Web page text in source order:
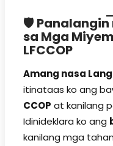
🛡️ Panalangin
sa Mga
LFCCOP
Amang nasa
itinataas ko ang
CCOP at kanilang
Idinideklara ko ang
kanilang mga